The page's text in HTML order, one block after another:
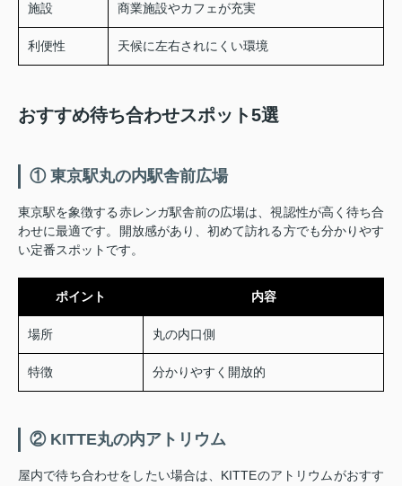
施設 商業施設やカフェが充実
利便性 天候に左右されにくい環境
おすすめ待ち合わせスポット5選
① 東京駅丸の内駅舎前広場
東京駅を象徴する赤レンガ駅舎前の広場は、視認性が高く待ち合
わせに最適です。開放感があり、初めて訪れる方でも分かりやす
い定番スポットです。
ポイント 内容
場所 丸の内口側
特徴 分かりやすく開放的
② KITTE丸の内アトリウム
屋内で待ち合わせをしたい場合は、KITTEのアトリウムがおすす